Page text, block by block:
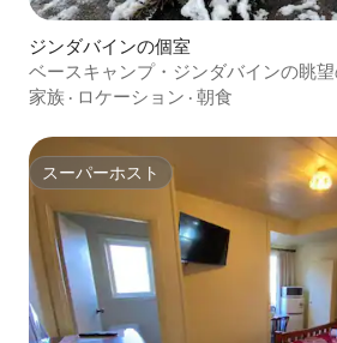
ジンダバインの個室
ベースキャンプ・ジンダバインの眺
家族 · ロケーション · 朝食
スーパーホスト
スーパーホスト